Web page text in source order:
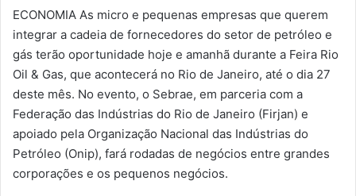
e
-
m
ECONOMIA As micro e pequenas empresas que querem
integrar a cadeia de fornecedores do setor de petróleo e
gás terão oportunidade hoje e amanhã durante a Feira Rio
Oil & Gas, que acontecerá no Rio de Janeiro, até o dia 27
deste mês. No evento, o Sebrae, em parceria com a
Federação das Indústrias do Rio de Janeiro (Firjan) e
apoiado pela Organização Nacional das Indústrias do
Petróleo (Onip), fará rodadas de negócios entre grandes
corporações e os pequenos negócios.